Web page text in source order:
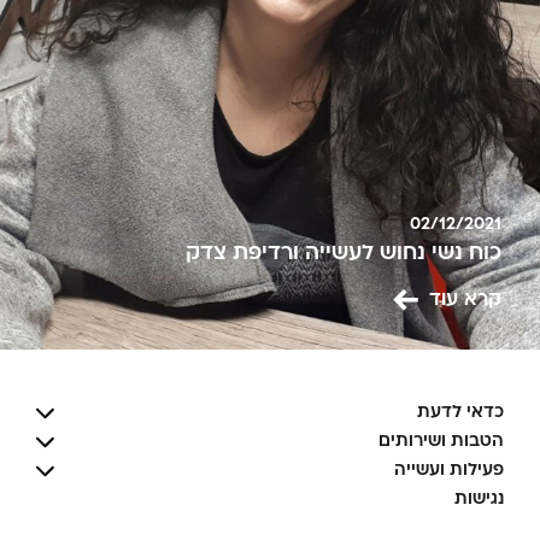
02/12/2021
כוח נשי נחוש לעשייה ורדיפת צדק
קרא עוד
כדאי לדעת
הטבות ושירותים
פעילות ועשייה
נגישות